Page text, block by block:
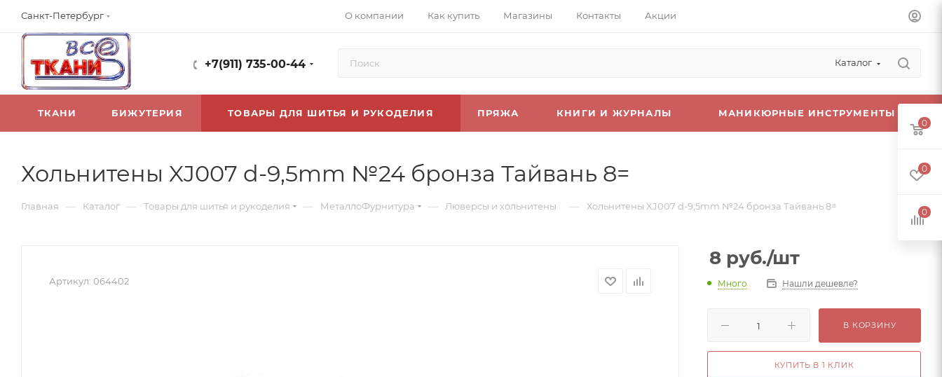
Санкт-Петербург О компании Как купить Магазины Контакты Акции
+7(911) 735-00-44 Каталог
ТКАНИ БИЖУТЕРИЯ ТОВАРЫ ДЛЯ ШИТЬЯ И РУКОДЕЛИЯ ПРЯЖА КНИГИ И ЖУРНАЛЫ МАНИКЮРНЫЕ ИНСТРУМЕНТЫ
Хольнитены XJ007 d-9,5mm №24 бронза Тайвань 8=
Главная — Каталог — Товары для шитья и рукоделия — МеталлоФурнитура — Люверсы и хольнитены — Хольнитены XJ007 d-9,5mm №24 бронза Тайвань 8=
Артикул: 064402
8 руб./шт
Много Нашли дешевле?
В КОРЗИНУ
КУПИТЬ В 1 КЛИК
0
0
0